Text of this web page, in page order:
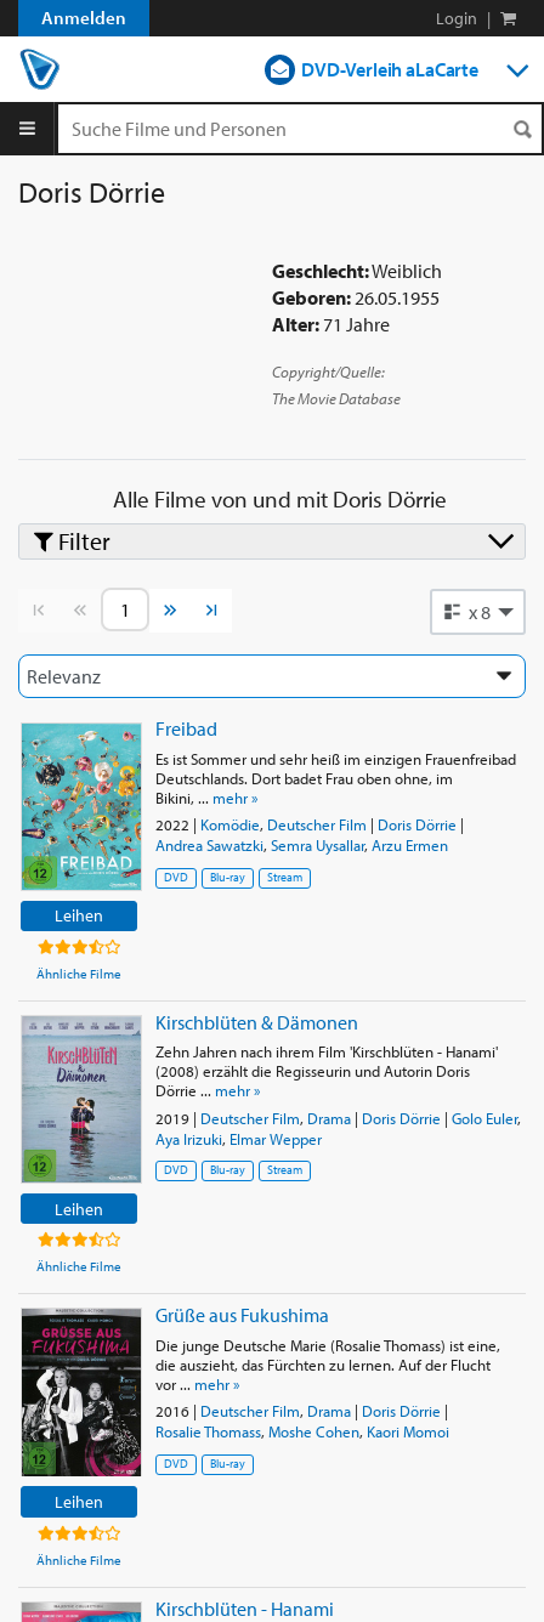
Anmelden Login |
DVD-Verleih aLaCarte
Geschlecht:Weiblich
Geboren:26.05.1955
Alter: 71 Jahre
Copyright/Quelle:
The Movie Database
Doris Dörrie
Alle Filme von und mitDoris Dörrie
Vorherige SeiteNächste Seite x 8
Leihen
Ähnliche Filme
Freibad
Es ist Sommer und sehr heiß im einzigen Frauenfreibad
Deutschlands. Dort badet Frau oben ohne, im
Bikini, ... mehr »
2022 | Komödie, Deutscher Film | Doris Dörrie |
Andrea Sawatzki, Semra Uysallar, Arzu Ermen
DVD Blu-ray Stream
Leihen
Ähnliche Filme
Kirschblüten & Dämonen
Zehn Jahren nach ihrem Film 'Kirschblüten - Hanami'
(2008) erzählt die Regisseurin und Autorin Doris
Dörrie ... mehr »
2019| Deutscher Film, Drama| Doris Dörrie | Golo Euler,
Aya Irizuki, Elmar Wepper
DVD Blu-ray Stream
Leihen
Ähnliche Filme
Grüße aus Fukushima
Die junge Deutsche Marie (Rosalie Thomass) ist eine,
die auszieht, das Fürchten zu lernen. Auf der Flucht
vor ... mehr »
2016| Deutscher Film, Drama| Doris Dörrie |
Rosalie Thomass, Moshe Cohen, Kaori Momoi
DVD Blu-ray
Kirschblüten - Hanami
Filter